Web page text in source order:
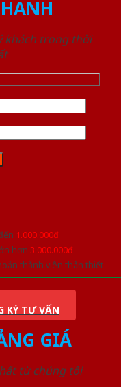
khách trong thời
1.000.000đ
hơn 3.000.000đ
thành viên thân thiết
KÝ TƯ VẤN
GIÁ
từ chúng tôi